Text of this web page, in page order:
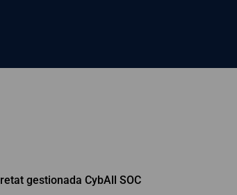
gestionada CybAll SOC